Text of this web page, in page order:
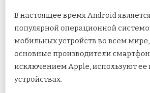
В настоящее время Android
популярной операционной
мобильных устройств во всем мире,
основные производители
исключением Apple, используют ее
устройствах.